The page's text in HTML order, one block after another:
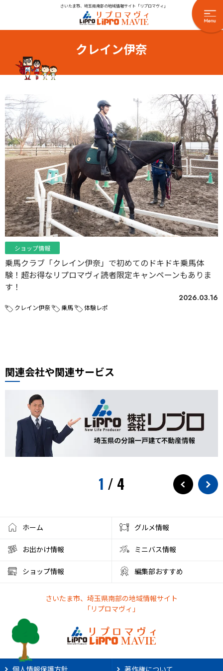
さいたま市、埼玉県南部の地域情報サイト「リプロマヴィ」
クレイン伊奈
ショップ情報
乗馬クラブ「クレイン伊奈」で初めてのドキドキ乗馬体
験！超お得なリプロマヴィ読者限定キャンペーンもありま
す！
2026.03.16
クレイン伊奈 乗馬 体験レポ
関連会社や関連サービス
1 / 4
ホーム グルメ情報
お出かけ情報 ミニバス情報
ショップ情報 編集部おすすめ
さいたま市、埼玉県南部の地域情報サイト
「リプロマヴィ」
個人情報保護方針 著作権について